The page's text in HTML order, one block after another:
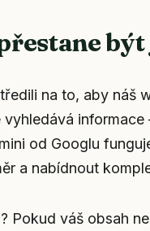
na to, aby náš
informace
od Googlu
a nabídnout
Pokud váš obsah